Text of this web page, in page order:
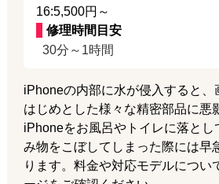
16:5,500円～
修理時間目安
30分～1時間
iPhoneの内部に水が侵入すると、
はじめとした様々な精密部品に悪
iPhoneをお風呂やトイレに落とし
み物をこぼしてしまった際には早
ります。料金や対応モデルについ